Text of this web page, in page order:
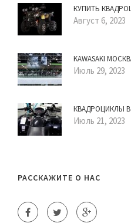
КУПИТЬ
Август 6, 2023
KAWASAKI
Июль 29, 2023
КВАДРОЦИКЛЫ
Июль 21, 2023
РАССКАЖИТЕ О НАС